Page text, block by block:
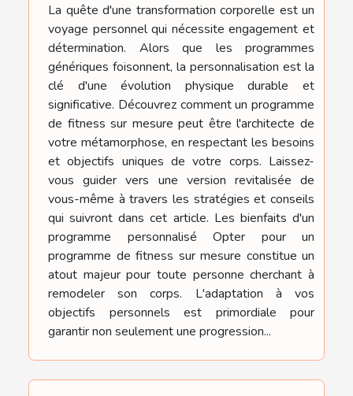
La quête d'une transformation corporelle est un
voyage personnel qui nécessite engagement et
détermination. Alors que les programmes
génériques foisonnent, la personnalisation est la
clé d'une évolution physique durable et
significative. Découvrez comment un programme
de fitness sur mesure peut être l'architecte de
votre métamorphose, en respectant les besoins
et objectifs uniques de votre corps. Laissez-
vous guider vers une version revitalisée de
vous-même à travers les stratégies et conseils
qui suivront dans cet article. Les bienfaits d'un
programme personnalisé Opter pour un
programme de fitness sur mesure constitue un
atout majeur pour toute personne cherchant à
remodeler son corps. L'adaptation à vos
objectifs personnels est primordiale pour
garantir non seulement une progression...